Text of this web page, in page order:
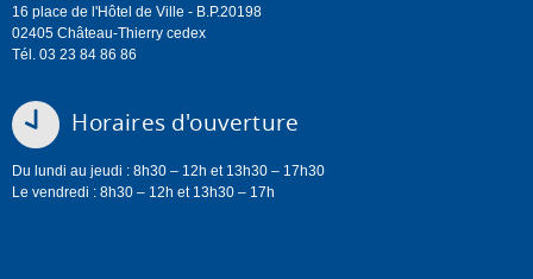
16 place de l'Hôtel de Ville - B.P.20198
02405 Château-Thierry cedex
Tél. 03 23 84 86 86
Horaires d'ouverture
Du lundi au jeudi : 8h30 – 12h et 13h30 – 17h30
Le vendredi : 8h30 – 12h et 13h30 – 17h